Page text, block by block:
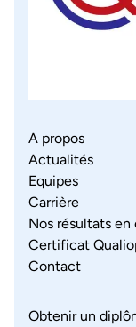
A propos
Actualités
Equipes
Carrière
Nos résultats
Certificat
Contact
Obtenir un